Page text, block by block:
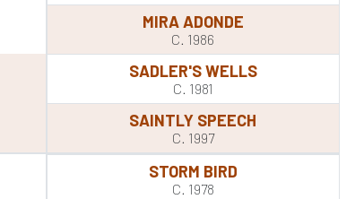
MIRA ADONDE
C. 1986
SADLER'S WELLS
C. 1981
SAINTLY SPEECH
C. 1997
STORM BIRD
C. 1978